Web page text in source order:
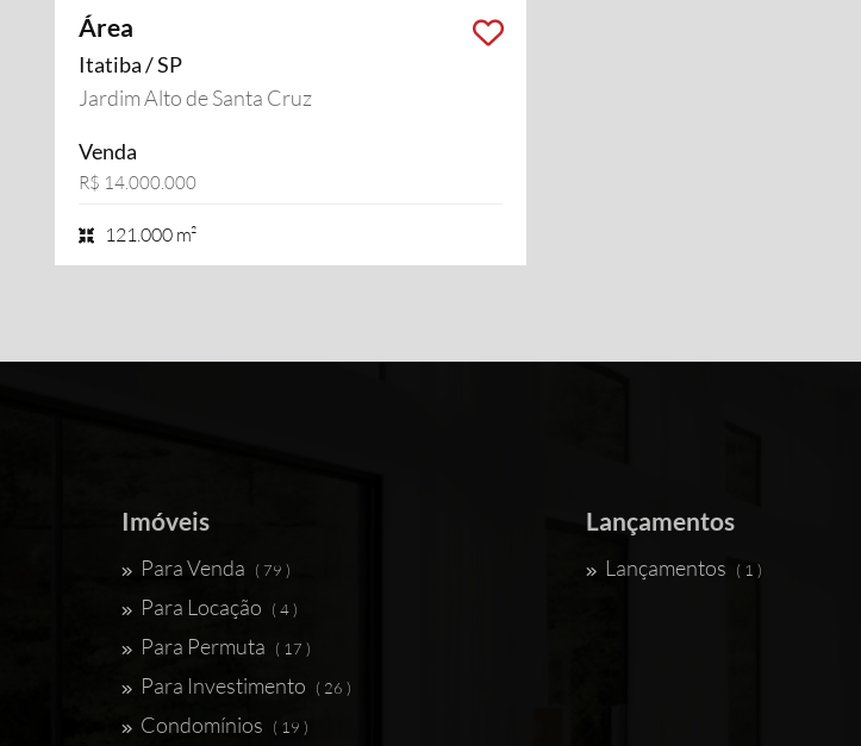
Área
Itatiba / SP
Jardim Alto de Santa Cruz
Venda
R$ 14.000.000
121.000 m²
Imóveis
Para Venda ( 79 )
Para Locação ( 4 )
Para Permuta ( 17 )
Para Investimento ( 26 )
Condomínios ( 19 )
Lançamentos
Lançamentos ( 1 )